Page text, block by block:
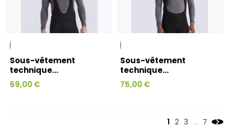
Sous-vêtement
technique...
69,00 €
Sous-vêtement
technique...
75,00 €
1 2 3 … 7